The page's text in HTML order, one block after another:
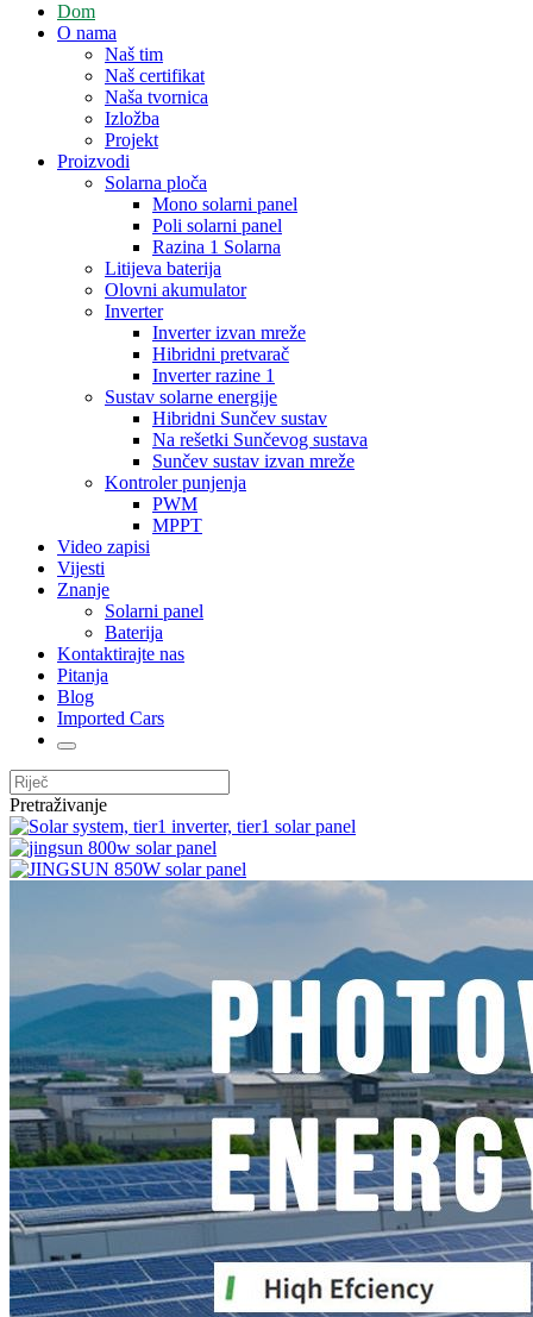
Dom
O nama
Naš tim
Naš certifikat
Naša tvornica
Izložba
Projekt
Proizvodi
Solarna ploča
Mono solarni panel
Poli solarni panel
Razina 1 Solarna
Litijeva baterija
Olovni akumulator
Inverter
Inverter izvan mreže
Hibridni pretvarač
Inverter razine 1
Sustav solarne energije
Hibridni Sunčev sustav
Na rešetki Sunčevog sustava
Sunčev sustav izvan mreže
Kontroler punjenja
PWM
MPPT
Video zapisi
Vijesti
Znanje
Solarni panel
Baterija
Kontaktirajte nas
Pitanja
Blog
Imported Cars
Pretraživanje